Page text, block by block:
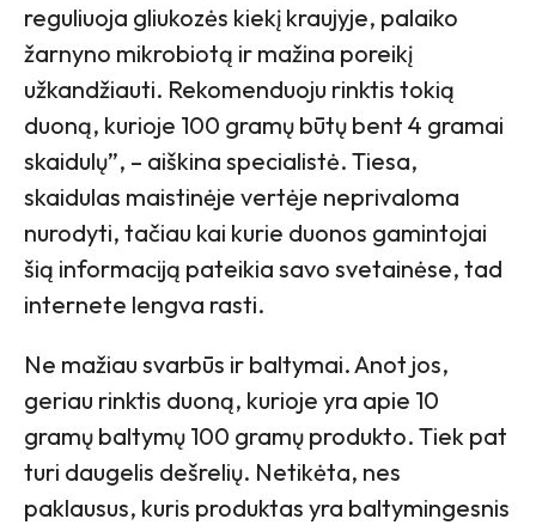
reguliuoja gliukozės kiekį kraujyje, palaiko
žarnyno mikrobiotą ir mažina poreikį
užkandžiauti. Rekomenduoju rinktis tokią
duoną, kurioje 100 gramų būtų bent 4 gramai
skaidulų”, – aiškina specialistė. Tiesa,
skaidulas maistinėje vertėje neprivaloma
nurodyti, tačiau kai kurie duonos gamintojai
šią informaciją pateikia savo svetainėse, tad
internete lengva rasti.
Ne mažiau svarbūs ir baltymai. Anot jos,
geriau rinktis duoną, kurioje yra apie 10
gramų baltymų 100 gramų produkto. Tiek pat
turi daugelis dešrelių. Netikėta, nes
paklausus, kuris produktas yra baltymingesnis